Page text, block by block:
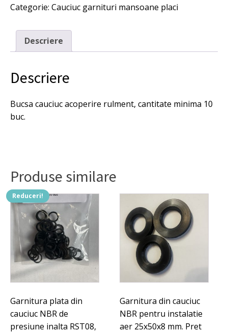
19 lei.
pentru
scaun,
cămașă
rulment
culisare
Categorie: Cauciuc garnituri mansoane placi
Descriere
Descriere
Bucsa cauciuc acoperire rulment, cantitate minima 10
buc.
Produse similare
Reduceri!
Garnitura plata din
cauciuc NBR de
presiune inalta RST08,
Garnitura din cauciuc
NBR pentru instalatie
aer 25x50x8 mm. Pret